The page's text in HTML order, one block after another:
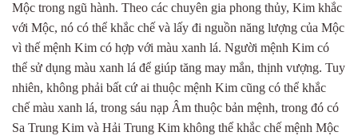
Mộc trong ngũ hành. Theo các chuyên gia phong thủy, Kim khắc
với Mộc, nó có thể khắc chế và lấy đi nguồn năng lượng của Mộc
vì thế mệnh Kim có hợp với màu xanh lá. Người mệnh Kim có
thể sử dụng màu xanh lá để giúp tăng may mắn, thịnh vượng. Tuy
nhiên, không phải bất cứ ai thuộc mệnh Kim cũng có thể khắc
chế màu xanh lá, trong sáu nạp Âm thuộc bản mệnh, trong đó có
Sa Trung Kim và Hải Trung Kim không thể khắc chế mệnh Mộc